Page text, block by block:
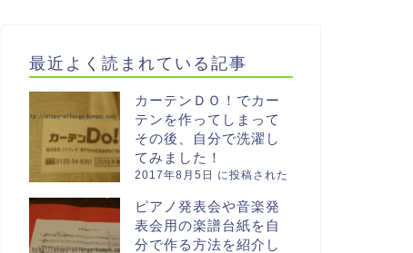
最近よく読まれている記事
カーテンＤＯ！でカー
テンを作ってしまって
その後、自分で洗濯し
てみました！
2017年8月5日 に投稿された
ピアノ発表会や音楽発
表会用の楽譜台紙を自
分で作る方法を紹介し